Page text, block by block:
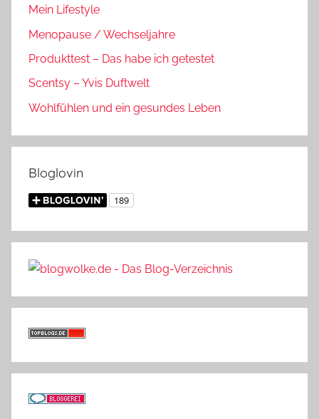
Mein Lifestyle
Menopause / Wechseljahre
Produkttest – Das habe ich getestet
Scentsy – Yvis Duftwelt
Wohlfühlen und ein gesundes Leben
Bloglovin